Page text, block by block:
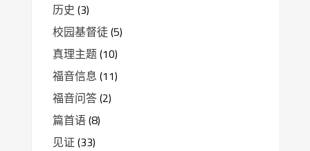
历史 (3)
校园基督徒(5)
真理主题(10)
福音信息 (11)
福音问答(2)
篇首语(8)
见证 (33)